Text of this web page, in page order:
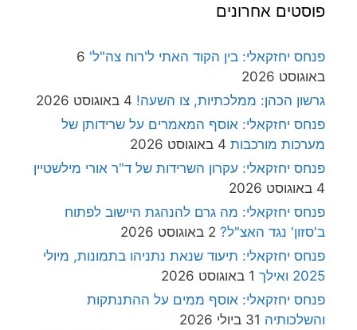
פוסטים אחרונים
פנחס יחזקאלי: בין הקוד האתי ל'רוח צה"ל' 6
באוגוסט 2026
גרשון הכהן: ממלכתיות, צו השעה! 4 באוגוסט 2026
פנחס יחזקאלי: אוסף המאמרים על שרידותן של
מערכות מורכבות 4 באוגוסט 2026
פנחס יחזקאלי: עקרון השרידות של ד"ר אורי מילשטיין
4 באוגוסט 2026
פנחס יחזקאלי: מה גרם להנהגת היישוב לפתוח
ב'סזון' נגד האצ"ל? 2 באוגוסט 2026
פנחס יחזקאלי: תיעוד שנאת נתניהו בתמונות, מיולי
2025 ואילך
1 באוגוסט 2026
פנחס יחזקאלי: אוסף ממים על ההתנתקות
והשלכותיה 31 ביולי 2026